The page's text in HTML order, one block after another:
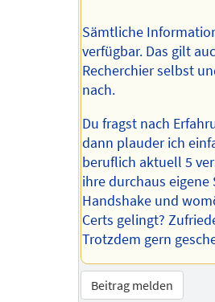
Sämtliche
verfügbar. Das gilt
Recherchier selbst
nach.
Du fragst nach
dann plauder ich
beruflich aktuell 5
ihre durchaus
Handshake und
Certs gelingt?
Trotzdem gern
Beitrag melden